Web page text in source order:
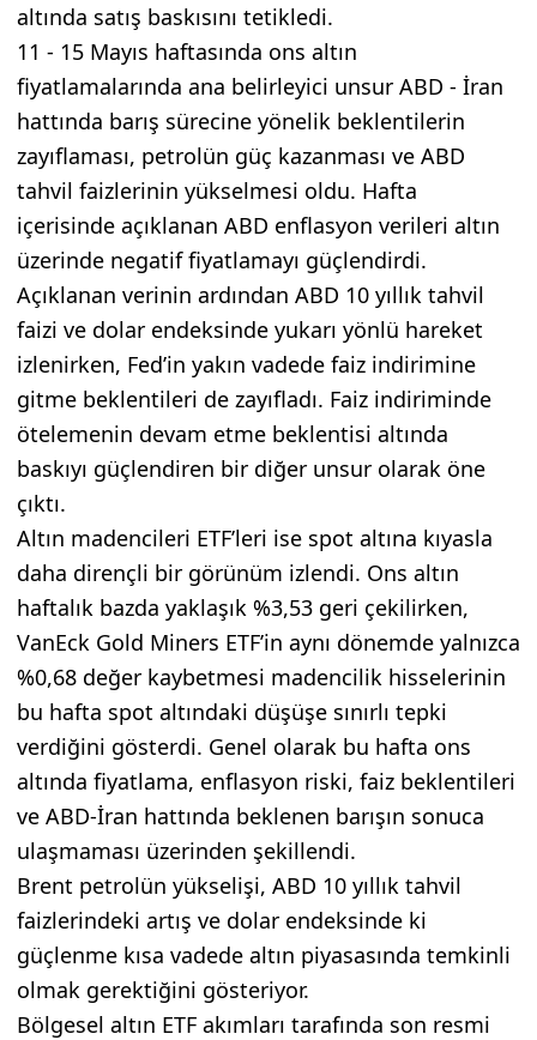
altında satış baskısını tetikledi.
11 - 15 Mayıs haftasında ons altın
fiyatlamalarında ana belirleyici unsur ABD - İran
hattında barış sürecine yönelik beklentilerin
zayıflaması, petrolün güç kazanması ve ABD
tahvil faizlerinin yükselmesi oldu. Hafta
içerisinde açıklanan ABD enflasyon verileri altın
üzerinde negatif fiyatlamayı güçlendirdi.
Açıklanan verinin ardından ABD 10 yıllık tahvil
faizi ve dolar endeksinde yukarı yönlü hareket
izlenirken, Fed’in yakın vadede faiz indirimine
gitme beklentileri de zayıfladı. Faiz indiriminde
ötelemenin devam etme beklentisi altında
baskıyı güçlendiren bir diğer unsur olarak öne
çıktı.
Altın madencileri ETF’leri ise spot altına kıyasla
daha dirençli bir görünüm izlendi. Ons altın
haftalık bazda yaklaşık %3,53 geri çekilirken,
VanEck Gold Miners ETF’in aynı dönemde yalnızca
%0,68 değer kaybetmesi madencilik hisselerinin
bu hafta spot altındaki düşüşe sınırlı tepki
verdiğini gösterdi. Genel olarak bu hafta ons
altında fiyatlama, enflasyon riski, faiz beklentileri
ve ABD-İran hattında beklenen barışın sonuca
ulaşmaması üzerinden şekillendi.
Brent petrolün yükselişi, ABD 10 yıllık tahvil
faizlerindeki artış ve dolar endeksinde ki
güçlenme kısa vadede altın piyasasında temkinli
olmak gerektiğini gösteriyor.
Bölgesel altın ETF akımları tarafında son resmi